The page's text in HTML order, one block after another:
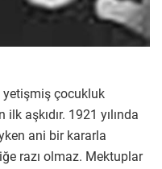
yetişmiş çocukluk
ilk aşkıdır. 1921 yılında
ani bir kararla
razı olmaz. Mektuplar